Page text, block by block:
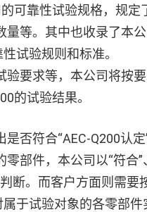
可靠性试验规格，规定
量等。其中也收录了本
试验规则和标准。
验要求等，本公司将按
的试验结果。
否符合“AEC-Q200认定
部件，本公司以“符合”
断。而客户方面则需要
属于试验对象的各零部件